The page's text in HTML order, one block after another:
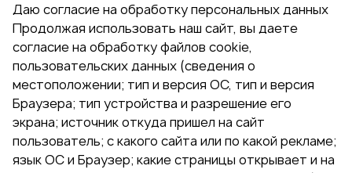
Даю согласие на обработку персональных данных
Продолжая использовать наш сайт, вы даете
согласие на обработку файлов cookie,
пользовательских данных (сведения о
местоположении; тип и версия ОС, тип и версия
Браузера; тип устройства и разрешение его
экрана; источник откуда пришел на сайт
пользователь; с какого сайта или по какой рекламе;
язык ОС и Браузер; какие страницы открывает и на